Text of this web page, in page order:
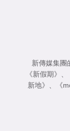
新傳媒集團
《新假期》 、
新地》 、 《